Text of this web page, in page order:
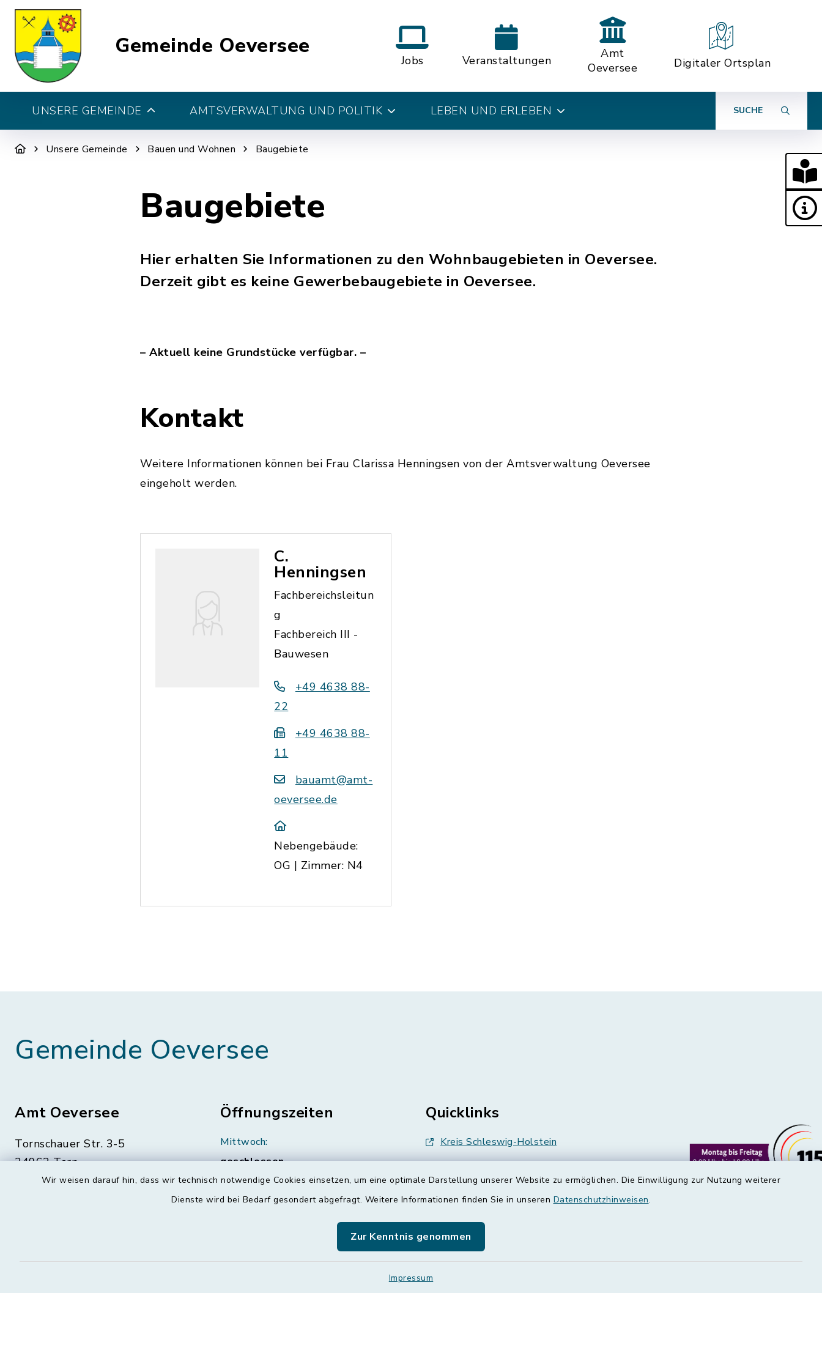
Wir weisen darauf hin, dass wir technisch notwendige Cookies einsetzen, um eine optimale Darstellung unserer Website zu ermöglichen. Die Einwilligung zur Nutzung weiterer
Dienste wird bei Bedarf gesondert abgefragt. Weitere Informationen finden Sie in unseren Datenschutzhinweisen.
Zur Kenntnis genommen
Impressum
Gemeinde Oeversee
Jobs Veranstaltungen
Amt
Oeversee
Digitaler Ortsplan
UNSERE GEMEINDE AMTSVERWALTUNG UND POLITIK LEBEN UND ERLEBEN SUCHE
Unsere Gemeinde Bauen und Wohnen Baugebiete
Baugebiete
Hier erhalten Sie Informationen zu den Wohnbaugebieten in Oeversee.
Derzeit gibt es keine Gewerbebaugebiete in Oeversee.
– Aktuell keine Grundstücke verfügbar. –
Kontakt
Weitere Informationen können bei Frau Clarissa Henningsen von der Amtsverwaltung Oeversee
eingeholt werden.
C.
Henningsen
Fachbereichsleitun
g
Fachbereich III -
Bauwesen
+49 4638 88-
22
+49 4638 88-
11
bauamt@amt-
oeversee.de
Nebengebäude:
OG | Zimmer: N4
Gemeinde Oeversee
Amt Oeversee
Tornschauer Str. 3-5
24963 Tarp
Öffnungszeiten
Mittwoch:
geschlossen
Freitag:
Quicklinks
Kreis Schleswig-Holstein
Grünes Binnenland
Treenespiegel
Schulverband Sieverstedt